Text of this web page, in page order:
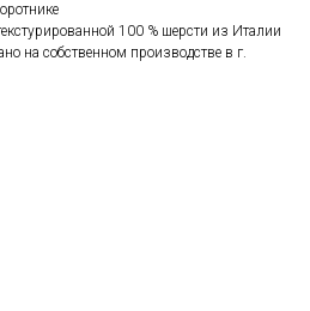
100 % шерсти из Италии
на собственном производстве в г.